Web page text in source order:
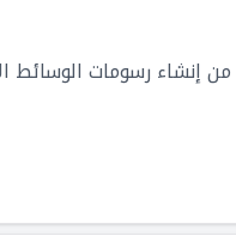
رسومات الوسائط